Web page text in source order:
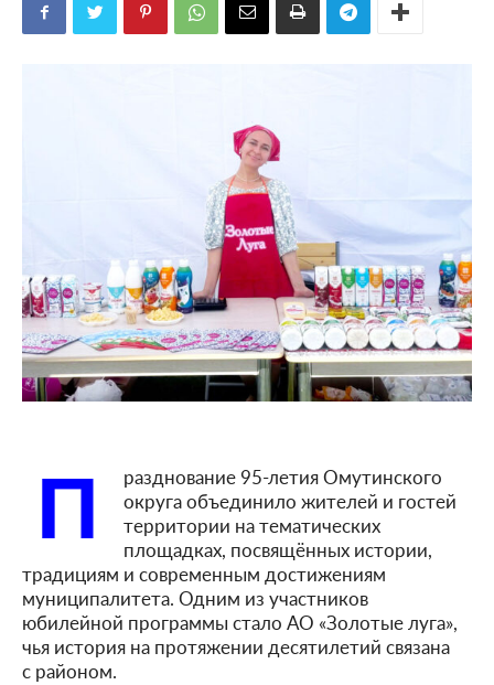
П
разднование 95-летия Омутинского
округа объединило жителей и гостей
территории на тематических
площадках, посвящённых истории,
традициям и современным достижениям
муниципалитета. Одним из участников
юбилейной программы стало АО «Золотые луга»,
чья история на протяжении десятилетий связана
с районом.